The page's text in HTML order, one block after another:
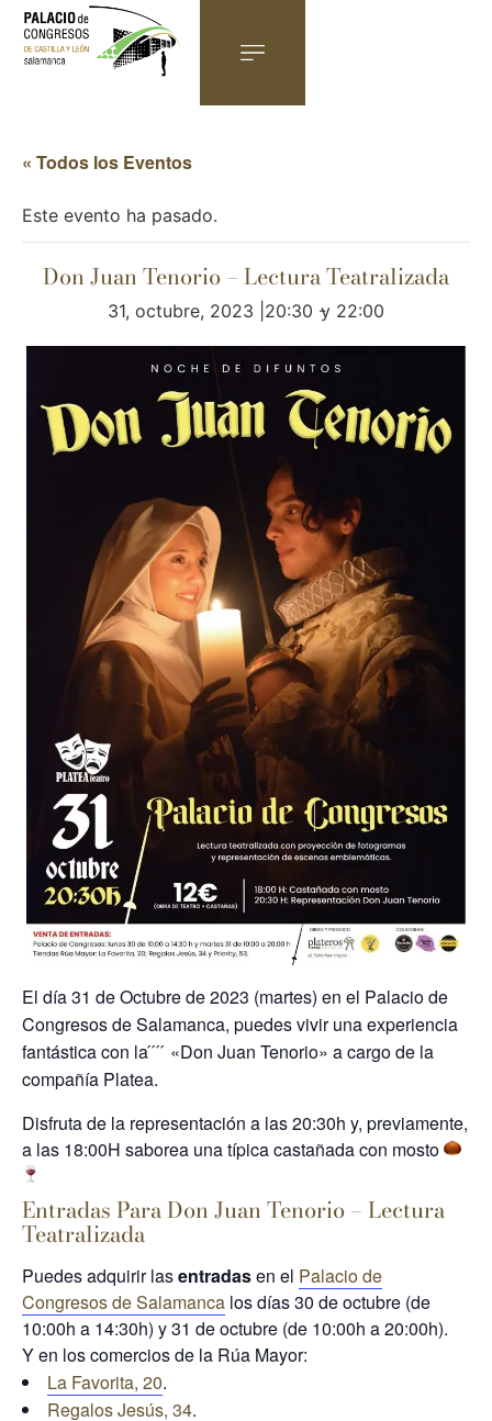
« Todos los Eventos
Este evento ha pasado.
Don Juan Tenorio – Lectura Teatralizada
31, octubre, 2023 |20:30 - 22:00
El día 31 de Octubre de 2023 (martes) en el Palacio de
Congresos de Salamanca, puedes vivir una experiencia
fantástica con la ́ ́ ́ ́ «Don Juan Tenorio» a cargo de la
compañía Platea.
Disfruta de la representación a las 20:30h y, previamente,
a las 18:00H saborea una típica castañada con mosto
Entradas Para Don Juan Tenorio – Lectura
Teatralizada
Puedes adquirir lasentradasen el Palacio de
Congresos de Salamanca los días 30 de octubre (de
10:00h a 14:30h) y 31 de octubre (de 10:00h a 20:00h).
Y en los comercios de la Rúa Mayor:
La Favorita, 20.
Regalos Jesús, 34.